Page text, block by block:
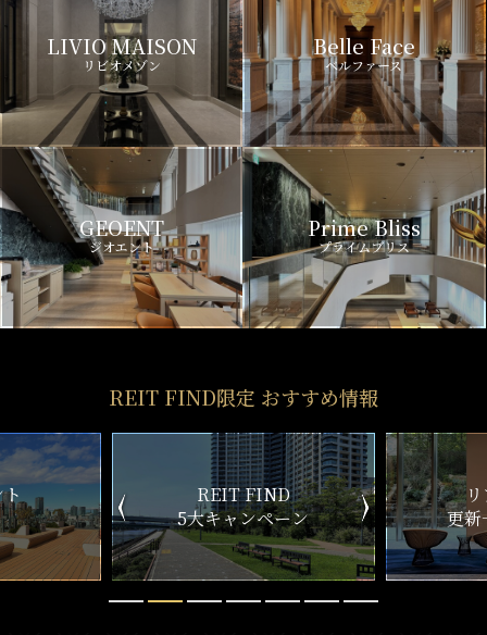
LIVIO MAISON
リビオメゾン
Belle Face
ベルファース
GEOENT
ジオエント
Prime Bliss
プライムブリス
REIT FIND限定 おすすめ情報
ン
リアルタイム
更新一覧チェック
新